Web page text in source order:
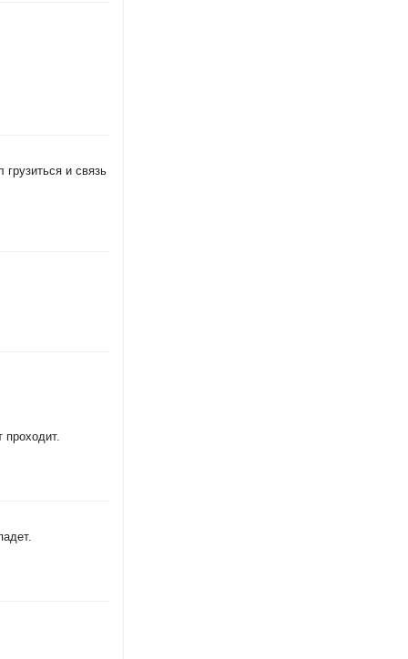
и связь
проходит.